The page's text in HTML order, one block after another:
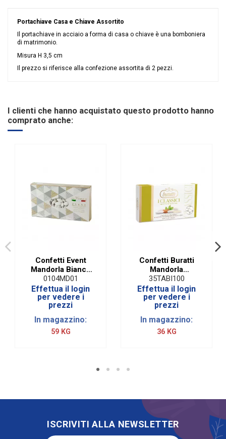
Portachiave Casa e Chiave Assortito
Il portachiave in acciaio a forma di casa o chiave è una bomboniera
di matrimonio.
Misura H 3,5 cm
Il prezzo si riferisce alla confezione assortita di 2 pezzi.
Grandi affari Offerte
Evento
I clienti che hanno acquistato questo prodotto hanno
comprato anche:
Confetti Event
Mandorla Bianco
Denaro Via
Fiume51|1 Kg
0104MD01
Effettua il login
per vedere i
prezzi
In magazzino:
59 KG
Confetti Buratti
Mandorla
Taormina Bianchi |
1 KG
35TABI100
Effettua il login
per vedere i
prezzi
In magazzino:
36 KG
ISCRIVITI ALLA NEWSLETTER